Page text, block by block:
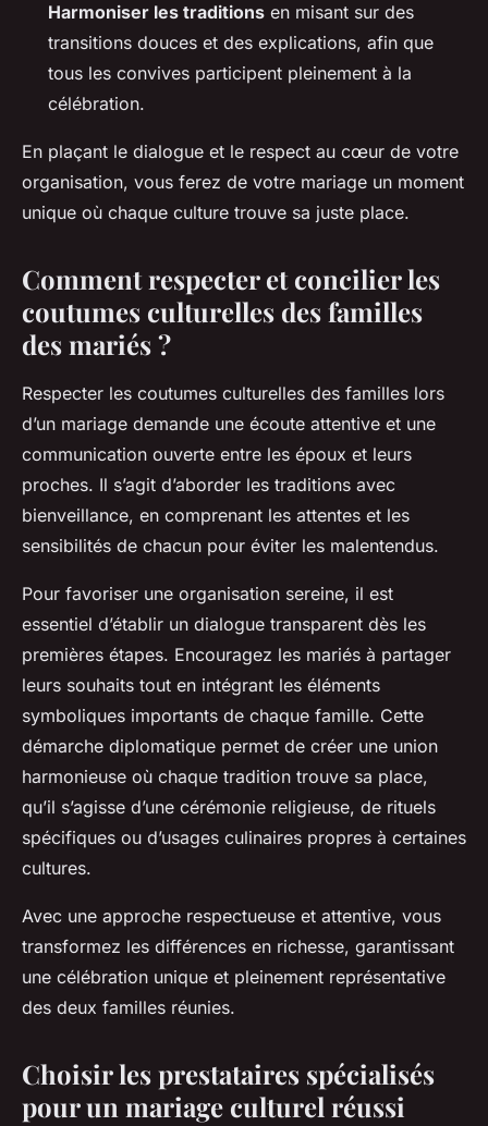
Harmoniser les traditions en misant sur des
transitions douces et des explications, afin que
tous les convives participent pleinement à la
célébration.
En plaçant le dialogue et le respect au cœur de votre
organisation, vous ferez de votre mariage un moment
unique où chaque culture trouve sa juste place.
Comment respecter et concilier les
coutumes culturelles des familles
des mariés ?
Respecter les coutumes culturelles des familles lors
d’un mariage demande une écoute attentive et une
communication ouverte entre les époux et leurs
proches. Il s’agit d’aborder les traditions avec
bienveillance, en comprenant les attentes et les
sensibilités de chacun pour éviter les malentendus.
Pour favoriser une organisation sereine, il est
essentiel d’établir un dialogue transparent dès les
premières étapes. Encouragez les mariés à partager
leurs souhaits tout en intégrant les éléments
symboliques importants de chaque famille. Cette
démarche diplomatique permet de créer une union
harmonieuse où chaque tradition trouve sa place,
qu’il s’agisse d’une cérémonie religieuse, de rituels
spécifiques ou d’usages culinaires propres à certaines
cultures.
Avec une approche respectueuse et attentive, vous
transformez les différences en richesse, garantissant
une célébration unique et pleinement représentative
des deux familles réunies.
Choisir les prestataires spécialisés
pour un mariage culturel réussi